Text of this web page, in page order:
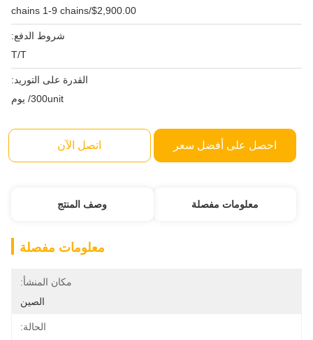
$2,900.00/chains 1-9 chains
شروط الدفع:
T/T
القدرة على التوريد:
300unit/ يوم
احصل على أفضل سعر اتصل الآن
معلومات مفصلة وصف المنتج
معلومات مفصلة
مكان المنشأ:
الصين
الحالة: